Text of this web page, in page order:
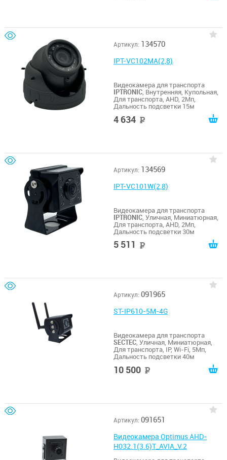
Артикул: 134570
IPT-VC102MA(2,8)
Видеокамера для транспорта
IPTRONIC, Внутренняя, Купольная,
Для транспорта, AHD, 2Мп,
Дальность подсветки 15м
4 634
Артикул: 134569
IPT-VC101W(2,8)
Видеокамера для транспорта
IPTRONIC, Уличная, Миниатюрная,
Для транспорта, AHD, 2Мп,
Дальность подсветки 30м
5 511
Артикул: 091965
ST-IP610-5M-4G
Видеокамера для транспорта
SECTEC, Уличная, Миниатюрная,
Для транспорта, IP, Wi-Fi, 5Мп,
Дальность подсветки 40м
10 500
Артикул: 091651
Видеокамера Optimus AHD-
H032.1(3.6)T_AVIA_V.2